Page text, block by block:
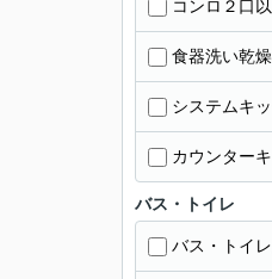
コンロ２口
食器洗い乾
システムキ
カウンター
バス・トイレ
バス・トイレ